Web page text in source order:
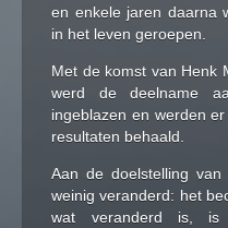
en enkele jaren daarna
in het leven geroepen.
Met de komst van Henk
werd de deelname
ingeblazen en werden
resultaten behaald.
Aan de doelstelling
weinig veranderd: het
wat veranderd is, is